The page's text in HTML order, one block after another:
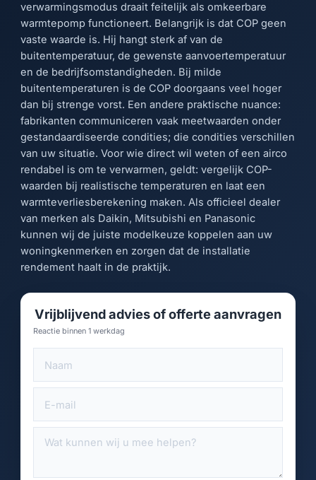
verwarmingsmodus draait feitelijk als omkeerbare
warmtepomp functioneert. Belangrijk is dat COP geen
vaste waarde is. Hij hangt sterk af van de
buitentemperatuur, de gewenste aanvoertemperatuur
en de bedrijfsomstandigheden. Bij milde
buitentemperaturen is de COP doorgaans veel hoger
dan bij strenge vorst. Een andere praktische nuance:
fabrikanten communiceren vaak meetwaarden onder
gestandaardiseerde condities; die condities verschillen
van uw situatie. Voor wie direct wil weten of een airco
rendabel is om te verwarmen, geldt: vergelijk COP-
waarden bij realistische temperaturen en laat een
warmteverliesberekening maken. Als officieel dealer
van merken als Daikin, Mitsubishi en Panasonic
kunnen wij de juiste modelkeuze koppelen aan uw
woningkenmerken en zorgen dat de installatie
rendement haalt in de praktijk.
Vrijblijvend advies of offerte aanvragen
Reactie binnen 1 werkdag